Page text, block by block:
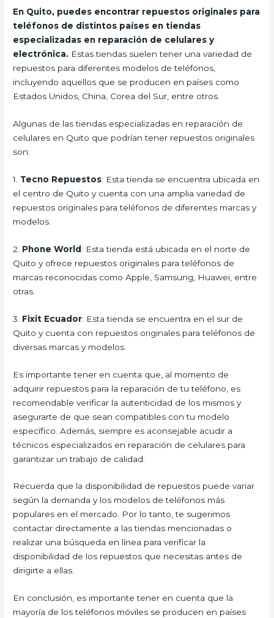
En Quito, puedes encontrar repuestos originales para
teléfonos de distintos países en tiendas
especializadas en reparación de celulares y
electrónica. Estas tiendas suelen tener una variedad de
repuestos para diferentes modelos de teléfonos,
incluyendo aquellos que se producen en países como
Estados Unidos, China, Corea del Sur, entre otros.
Algunas de las tiendas especializadas en reparación de
celulares en Quito que podrían tener repuestos originales
son:
1. Tecno Repuestos: Esta tienda se encuentra ubicada en
el centro de Quito y cuenta con una amplia variedad de
repuestos originales para teléfonos de diferentes marcas y
modelos.
2. Phone World : Esta tienda está ubicada en el norte de
Quito y ofrece repuestos originales para teléfonos de
marcas reconocidas como Apple, Samsung, Huawei, entre
otras.
3. Fixit Ecuador: Esta tienda se encuentra en el sur de
Quito y cuenta con repuestos originales para teléfonos de
diversas marcas y modelos.
Es importante tener en cuenta que, al momento de
adquirir repuestos para la reparación de tu teléfono, es
recomendable verificar la autenticidad de los mismos y
asegurarte de que sean compatibles con tu modelo
específico. Además, siempre es aconsejable acudir a
técnicos especializados en reparación de celulares para
garantizar un trabajo de calidad.
Recuerda que la disponibilidad de repuestos puede variar
según la demanda y los modelos de teléfonos más
populares en el mercado. Por lo tanto, te sugerimos
contactar directamente a las tiendas mencionadas o
realizar una búsqueda en línea para verificar la
disponibilidad de los repuestos que necesitas antes de
dirigirte a ellas.
En conclusión, es importante tener en cuenta que la
mayoría de los teléfonos móviles se producen en países